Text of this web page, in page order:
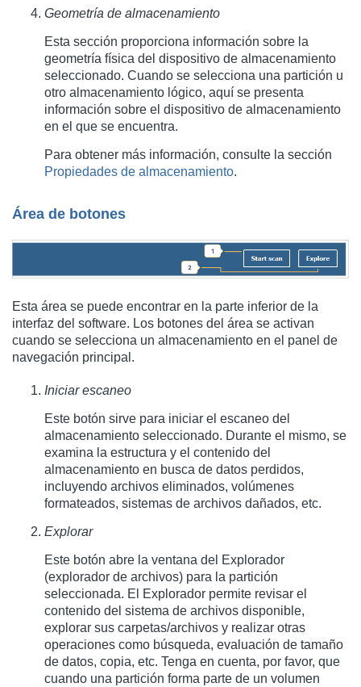
Geometría de almacenamiento
Esta sección proporciona información sobre la
geometría física del dispositivo de almacenamiento
seleccionado. Cuando se selecciona una partición u
otro almacenamiento lógico, aquí se presenta
información sobre el dispositivo de almacenamiento
en el que se encuentra.
Para obtener más información, consulte la sección
Propiedades de almacenamiento.
Área de botones
Esta área se puede encontrar en la parte inferior de la
interfaz del software. Los botones del área se activan
cuando se selecciona un almacenamiento en el panel de
navegación principal.
Iniciar escaneo
Este botón sirve para iniciar el escaneo del
almacenamiento seleccionado. Durante el mismo, se
examina la estructura y el contenido del
almacenamiento en busca de datos perdidos,
incluyendo archivos eliminados, volúmenes
formateados, sistemas de archivos dañados, etc.
Explorar
Este botón abre la ventana del Explorador
(explorador de archivos) para la partición
seleccionada. El Explorador permite revisar el
contenido del sistema de archivos disponible,
explorar sus carpetas/archivos y realizar otras
operaciones como búsqueda, evaluación de tamaño
de datos, copia, etc. Tenga en cuenta, por favor, que
cuando una partición forma parte de un volumen